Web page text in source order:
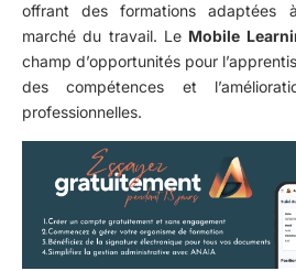
offrant des formations adaptées
marché du travail. Le Mobile
champ d’opportunités pour
des compétences et
professionnelles.